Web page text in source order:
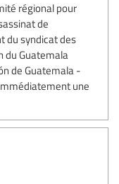
régional pour
de
du syndicat des
du Guatemala
de Guatemala -
une